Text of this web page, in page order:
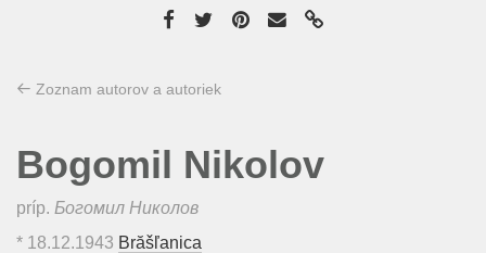
Zoznam autorov a autoriek
Bogomil Nikolov
príp. Богомил Николов
* 18.12.1943 Brăšľanica